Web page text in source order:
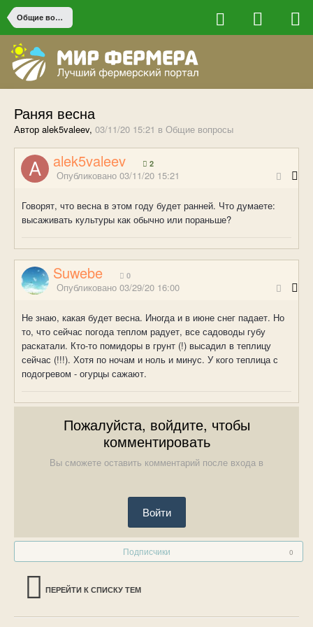
Общие вопросы
Раняя весна
Автор alek5valeev, 03/11/20 15:21 в Общие вопросы
alek5valeev 2
Опубликовано 03/11/20 15:21
Говорят, что весна в этом году будет ранней. Что думаете:
высаживать культуры как обычно или пораньше?
Suwebe 0
Опубликовано 03/29/20 16:00
Не знаю, какая будет весна. Иногда и в июне снег падает. Но
то, что сейчас погода теплом радует, все садоводы губу
раскатали. Кто-то помидоры в грунт (!) высадил в теплицу
сейчас (!!!). Хотя по ночам и ноль и минус. У кого теплица с
подогревом - огурцы сажают.
Пожалуйста, войдите, чтобы
комментировать
Вы сможете оставить комментарий после входа в
Войти
Подписчики 0
ПЕРЕЙТИ К СПИСКУ ТЕМ